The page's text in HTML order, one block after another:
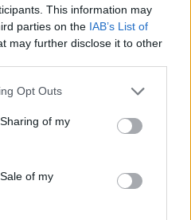
This information may
parties on the IAB’s List of
may further disclose it to other
Opt Outs
of my
of my
ανιχνευτής εντόπισε
προσδιορίστηκε το
γαλαξίας (blazer). Η
από ένα κατακλυσμικό
καταστροφή ενός